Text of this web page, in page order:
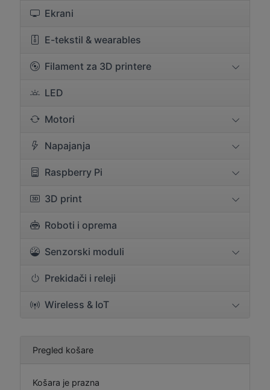
Ekrani
E-tekstil & wearables
Filament za 3D printere
LED
Motori
Napajanja
Raspberry Pi
3D print
Roboti i oprema
Senzorski moduli
Prekidači i releji
Wireless & IoT
Pregled košare
Košara je prazna